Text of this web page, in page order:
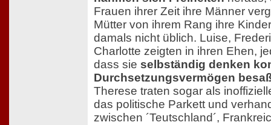
Frauen ihrer Zeit ihre Männer
Mütter von ihrem Rang ihre
damals nicht üblich. Luise,
Charlotte zeigten in ihren Ehen,
dass sie selbständig denken
Durchsetzungsvermögen
Therese traten sogar als
das politische Parkett und
zwischen ´Teutschland´,